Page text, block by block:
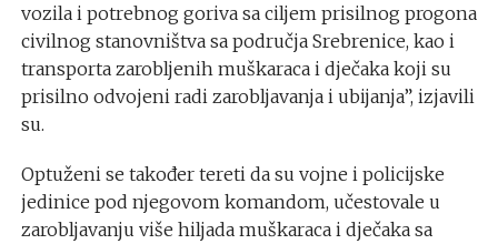
vozila i potrebnog goriva sa ciljem prisilnog progona
civilnog stanovništva sa područja Srebrenice, kao i
transporta zarobljenih muškaraca i dječaka koji su
prisilno odvojeni radi zarobljavanja i ubijanja”, izjavili
su.
Optuženi se također tereti da su vojne i policijske
jedinice pod njegovom komandom, učestovale u
zarobljavanju više hiljada muškaraca i dječaka sa